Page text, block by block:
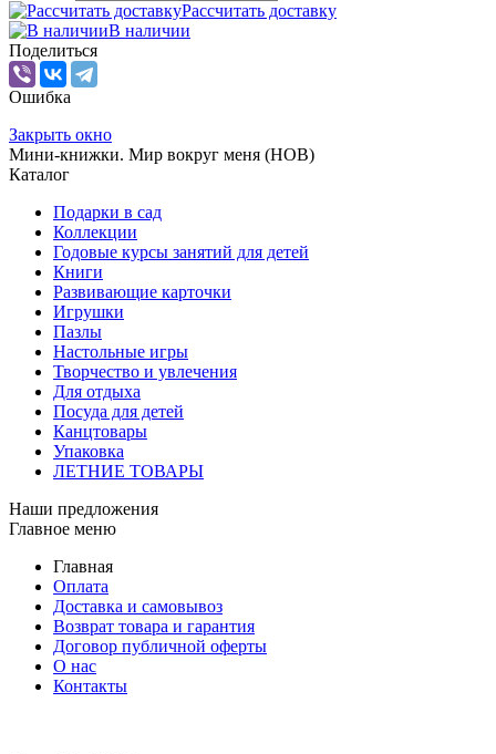
Рассчитать доставку
В наличии
Поделиться
Ошибка
Закрыть окно
Мини-книжки. Мир вокруг меня (НОВ)
Каталог
Подарки в сад
Коллекции
Годовые курсы занятий для детей
Книги
Развивающие карточки
Игрушки
Пазлы
Настольные игры
Творчество и увлечения
Для отдыха
Посуда для детей
Канцтовары
Упаковка
ЛЕТНИЕ ТОВАРЫ
Наши предложения
Главное меню
Главная
Оплата
Доставка и самовывоз
Возврат товара и гарантия
Договор публичной оферты
О нас
Контакты